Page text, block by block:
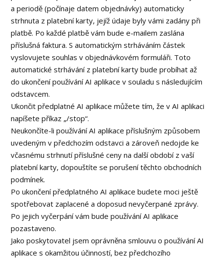
a periodě (počínaje datem objednávky) automaticky
strhnuta z platební karty, jejíž údaje byly vámi zadány při
platbě. Po každé platbě vám bude e-mailem zaslána
příslušná faktura. S automatickým strháváním částek
vyslovujete souhlas v objednávkovém formuláři. Toto
automatické strhávání z platební karty bude probíhat až
do ukončení používání AI aplikace v souladu s následujícím
odstavcem.
Ukončit předplatné AI aplikace můžete tím, že v AI aplikaci
napíšete příkaz „/stop“.
Neukončíte-li používání AI aplikace příslušným způsobem
uvedeným v předchozím odstavci a zároveň nedojde ke
včasnému strhnutí příslušné ceny na další období z vaší
platební karty, dopouštíte se porušení těchto obchodních
podmínek.
Po ukončení předplatného AI aplikace budete moci ještě
spotřebovat zaplacené a doposud nevyčerpané zprávy.
Po jejich vyčerpání vám bude používání AI aplikace
pozastaveno.
Jako poskytovatel jsem oprávněna smlouvu o používání AI
aplikace s okamžitou účinností, bez předchozího